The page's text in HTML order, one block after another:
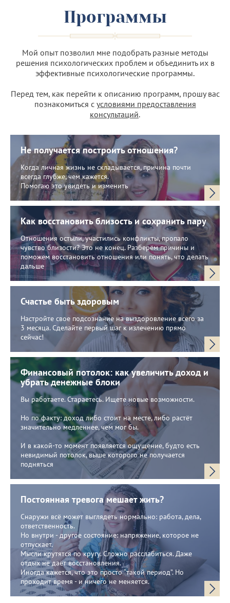
Программы
Мой опыт позволил мне подобрать разные методы
решения психологических проблем и объединить их в
эффективные психологические программы.
Перед тем, как перейти к описанию программ, прошу вас
познакомиться с условиями предоставления
консультаций.
Не получается построить отношения?
Когда личная жизнь не складывается, причина почти
всегда глубже, чем кажется.
Помогаю это увидеть и изменить
Как восстановить близость и сохранить пару
Отношения остыли, участились конфликты, пропало
чувство близости? Это не конец. Разберём причины и
поможем восстановить отношения или понять, что делать
дальше
Счастье быть здоровым
Настройте свое подсознание на выздоровление всего за
3 месяца. Сделайте первый шаг к излечению прямо
сейчас!
Финансовый потолок: как увеличить доход и
убрать денежные блоки
Вы работаете. Стараетесь. Ищете новые возможности.
Но по факту: доход либо стоит на месте, либо растёт
значительно медленнее, чем мог бы.
И в какой-то момент появляется ощущение, будто есть
невидимый потолок, выше которого не получается
подняться
Постоянная тревога мешает жить?
Снаружи всё может выглядеть нормально: работа, дела,
ответственность.
Но внутри - другое состояние: напряжение, которое не
отпускает.
Мысли крутятся по кругу. Сложно расслабиться. Даже
отдых не даёт восстановления.
Иногда кажется, что это просто “такой период”. Но
проходит время - и ничего не меняется.